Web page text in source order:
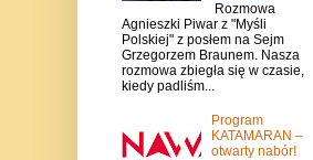
Rozmowa
Agnieszki Piwar z "Myśli
Polskiej" z posłem na Sejm
Grzegorzem Braunem. Nasza
rozmowa zbiegła się w czasie,
kiedy padliśm...
Program
KATAMARAN –
otwarty nabór!